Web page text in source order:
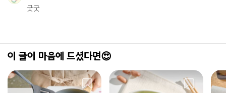
굿굿
이 글이 마음에 드셨다면😍